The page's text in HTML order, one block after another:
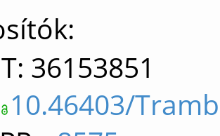
36153851
10.46403/